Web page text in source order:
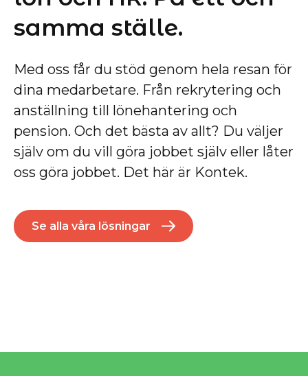
samma ställe.
Med oss får du stöd genom hela resan för
dina medarbetare. Från rekrytering och
anställning till lönehantering och
pension. Och det bästa av allt? Du väljer
själv om du vill göra jobbet själv eller låter
oss göra jobbet. Det här är Kontek.
Se alla våra lösningar